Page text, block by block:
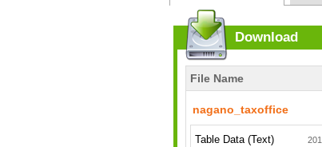
Download
File Name
nagano_taxoffice
Table Data (Text)